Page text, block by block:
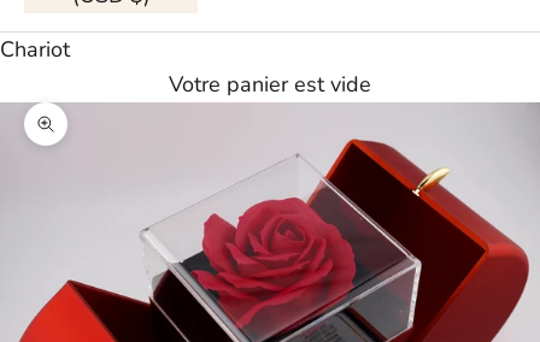
Chariot
Votre panier est vide
Agrandir l'image